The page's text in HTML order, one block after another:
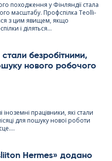
походження у Фінляндії стала
масштабу. Профспілка Teol­li­
з цим явищем, якщо
і діляться...
стали безробітними,
нового робочого
іноземні працівники, які стали
для пошуку нової роботи
Her­mes» додано